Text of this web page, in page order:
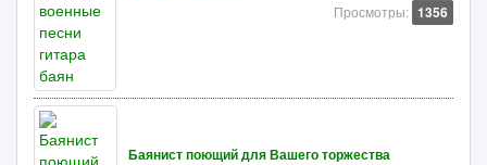
Просмотры: 1356
Баянист поющий для Вашего торжества